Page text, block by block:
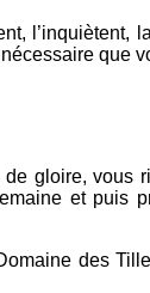
que
gloire,
et puis
des